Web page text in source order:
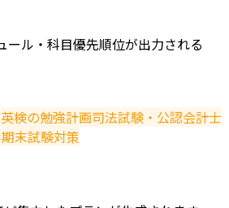
ール・科目優先順位が出力される
検の勉強計画司法試験・公認会計士
末試験対策